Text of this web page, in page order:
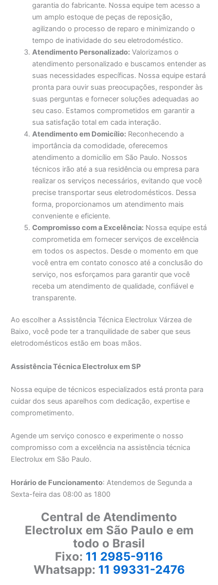
garantia do fabricante. Nossa equipe tem acesso a
um amplo estoque de peças de reposição,
agilizando o processo de reparo e minimizando o
tempo de inatividade do seu eletrodoméstico.
Atendimento Personalizado: Valorizamos o
atendimento personalizado e buscamos entender as
suas necessidades específicas. Nossa equipe estará
pronta para ouvir suas preocupações, responder às
suas perguntas e fornecer soluções adequadas ao
seu caso. Estamos comprometidos em garantir a
sua satisfação total em cada interação.
Atendimento em Domicílio: Reconhecendo a
importância da comodidade, oferecemos
atendimento a domicílio em São Paulo. Nossos
técnicos irão até a sua residência ou empresa para
realizar os serviços necessários, evitando que você
precise transportar seus eletrodomésticos. Dessa
forma, proporcionamos um atendimento mais
conveniente e eficiente.
Compromisso com a Excelência: Nossa equipe está
comprometida em fornecer serviços de excelência
em todos os aspectos. Desde o momento em que
você entra em contato conosco até a conclusão do
serviço, nos esforçamos para garantir que você
receba um atendimento de qualidade, confiável e
transparente.
Ao escolher a Assistência Técnica Electrolux Várzea de
Baixo, você pode ter a tranquilidade de saber que seus
eletrodomésticos estão em boas mãos.
Assistência Técnica Electrolux em SP
Nossa equipe de técnicos especializados está pronta para
cuidar dos seus aparelhos com dedicação, expertise e
comprometimento.
Agende um serviço conosco e experimente o nosso
compromisso com a excelência na assistência técnica
Electrolux em São Paulo.
Horário de Funcionamento: Atendemos de Segunda a
Sexta-feira das 08:00 as 1800
Central de Atendimento
Electrolux em São Paulo e em
todo o Brasil
Fixo: 11 2985-9116
Whatsapp: 11 99331-2476